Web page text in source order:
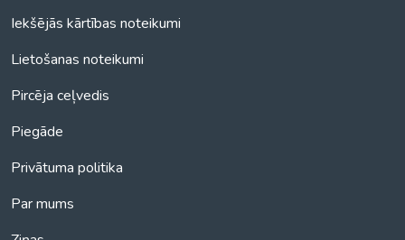
Iekšējās kārtības noteikumi
Lietošanas noteikumi
Pircēja ceļvedis
Piegāde
Privātuma politika
Par mums